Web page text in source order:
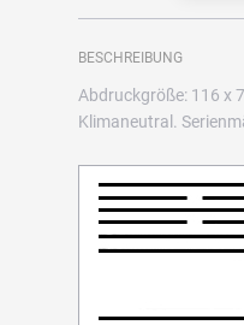
BESCHREIBUNG
Abdruckgröße: 116 x
Klimaneutral.